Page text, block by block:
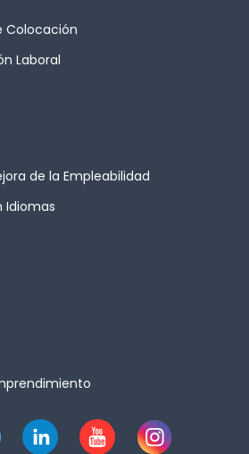
Colocación
Laboral
de la Empleabilidad
Idiomas